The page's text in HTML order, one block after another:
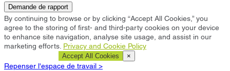
Demande de rapport
By continuing to browse or by clicking “Accept All Cookies,” you
agree to the storing of first- and third-party cookies on your device
to enhance site navigation, analyse site usage, and assist in our
marketing efforts. Privacy and Cookie Policy
Accept All Cookies ×
Repenser l'espace de travail >